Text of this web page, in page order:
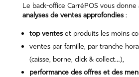
Le back-office CarréPOS vous donne
analyses de ventes approfondies:
top venteset produits les moins
ventes par famille, par tranche
(caisse, borne, click & collect…),
performance des offres et des